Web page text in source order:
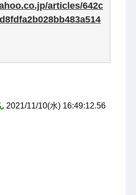
articles/642c
2021/11/10(水) 16:49:12.56